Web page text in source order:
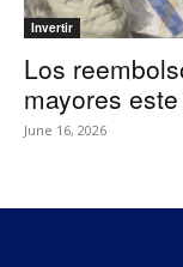
Invertir
Los
mayores
June 16, 2026